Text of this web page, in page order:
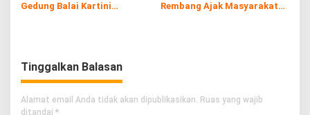
Gedung Balai Kartini
Rembang Ajak Masyarakat
Tinggalkan Balasan
Alamat email Anda tidak akan dipublikasikan. Ruas yang wajib
ditandai *